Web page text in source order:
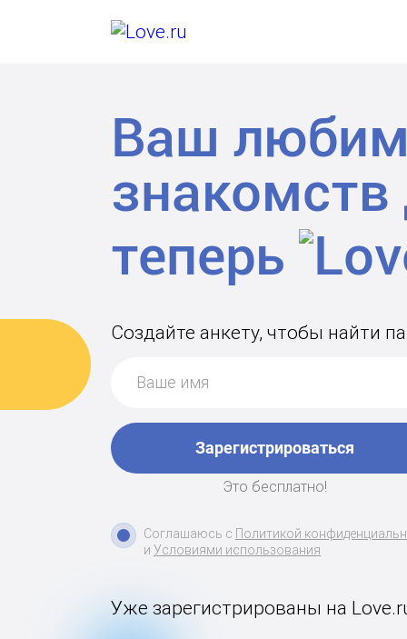
Ваш
знакомств
теперь
Создайте анкету, чтобы найти
Зарегистрироваться
Это бесплатно!
Соглашаюсь с Политикой
и Условиями использования
Уже зарегистрированы на